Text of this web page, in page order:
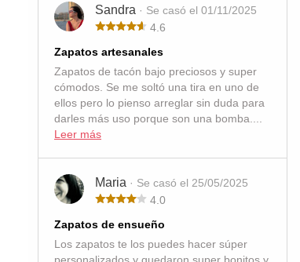
Sandra · Se casó el 01/11/2025
4.6
Zapatos artesanales
Zapatos de tacón bajo preciosos y super
cómodos. Se me soltó una tira en uno de
ellos pero lo pienso arreglar sin duda para
darles más uso porque son una bomba....
Leer más
Maria · Se casó el 25/05/2025
4.0
Zapatos de ensueño
Los zapatos te los puedes hacer súper